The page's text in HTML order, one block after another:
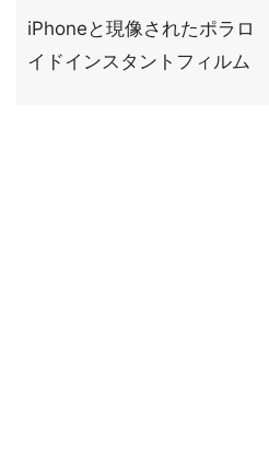
iPhoneと現像されたポラロ
イドインスタントフィルム